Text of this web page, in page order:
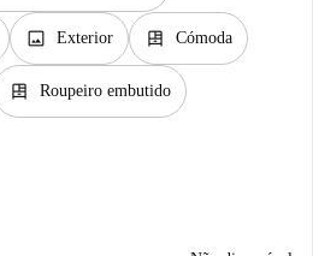
image Exterior dresser Cómoda
dresser Roupeiro embutido